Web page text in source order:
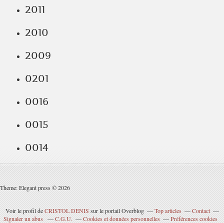
2011
2010
2009
0201
0016
0015
0014
Theme: Elegant press © 2026
Voir le profil deCRISTOL DENIS sur le portail Overblog Top articles
Contact
Signaler un abus
C.G.U. Cookies et données personnelles Préférences cookies